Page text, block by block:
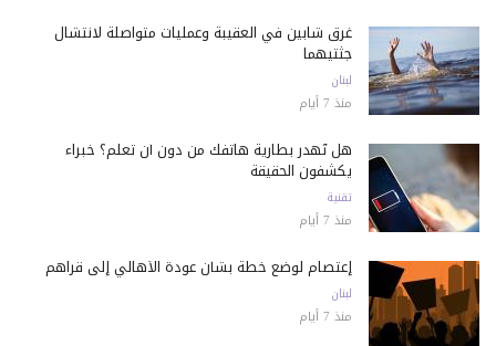
غرق شابين في العقيبة وعمليات متواصلة لانتشال
جثتيهما
لبنان
منذ 7 أيام
هل تُهدر بطارية هاتفك من دون أن تعلم؟ خبراء
يكشفون الحقيقة
تقنية
منذ 7 أيام
إعتصام لوضع خطة بشأن عودة الأهالي إلى قراهم
لبنان
منذ 7 أيام